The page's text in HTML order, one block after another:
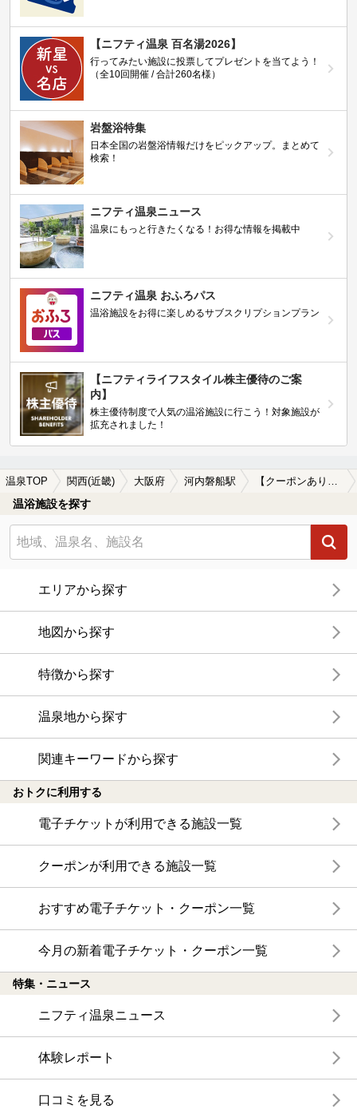
【ニフティ温泉 百名湯2026】
行ってみたい施設に投票してプレゼントを当てよう！
（全10回開催 / 合計260名様）
岩盤浴特集
日本全国の岩盤浴情報だけをピックアップ。まとめて
検索！
ニフティ温泉ニュース
温泉にもっと行きたくなる！お得な情報を掲載中
ニフティ温泉 おふろパス
温浴施設をお得に楽しめるサブスクリプションプラン
【ニフティライフスタイル株主優待のご案
内】
株主優待制度で人気の温浴施設に行こう！対象施設が
拡充されました！
温泉TOP 関西(近畿) 大阪府 河内磐船駅 【クーポンあり】河内磐船駅近くの温泉宿・温泉旅館・ホテルおすすめ(2026年版)
温浴施設を探す
エリアから探す
地図から探す
特徴から探す
温泉地から探す
関連キーワードから探す
おトクに利用する
電子チケットが利用できる施設一覧
クーポンが利用できる施設一覧
おすすめ電子チケット・クーポン一覧
今月の新着電子チケット・クーポン一覧
特集・ニュース
ニフティ温泉ニュース
体験レポート
口コミを見る